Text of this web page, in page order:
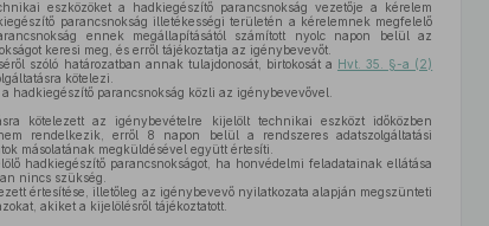
eszközöket a hadkiegészítő parancsnokság vezetője a kérelem
parancsnokság illetékességi területén a kérelemnek megfelelő
ennek megállapításától számított nyolc napon belül az
keresi meg, és erről tájékoztatja az igénybevevőt.
szóló határozatban annak tulajdonosát, birtokosát a Hvt. 35. §-a (2)
kötelezi.
hadkiegészítő parancsnokság közli az igénybevevővel.
kötelezett az igénybevételre kijelölt technikai eszközt időközben
rendelkezik, erről 8 napon belül a rendszeres adatszolgáltatási
másolatának megküldésével együtt értesíti.
hadkiegészítő parancsnokságot, ha honvédelmi feladatainak ellátása
nincs szükség.
értesítése, illetőleg az igénybevevő nyilatkozata alapján megszünteti
akiket a kijelölésről tájékoztatott.